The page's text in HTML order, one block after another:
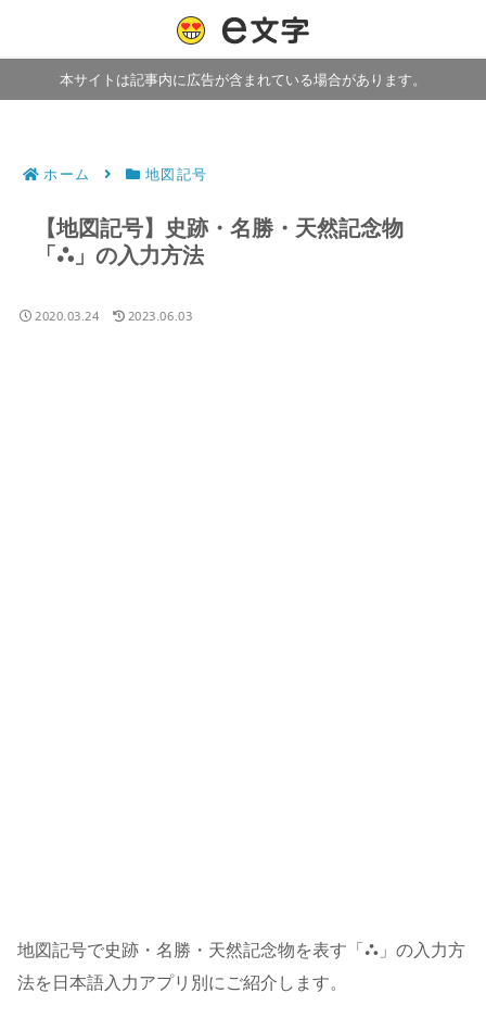
本サイトは記事内に広告が含まれている場合があります。
ホーム 地図記号
【地図記号】史跡・名勝・天然記念物
「⛬」の入力方法
2020.03.24 2023.06.03
地図記号で史跡・名勝・天然記念物を表す「⛬」の入力方
法を日本語入力アプリ別にご紹介します。